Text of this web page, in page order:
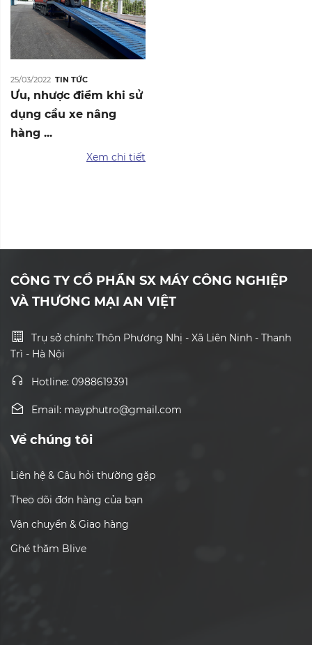
25/03/2022 TIN TỨC
Ưu, nhược điểm khi sử
dụng cầu xe nâng
hàng ...
Xem chi tiết
CÔNG TY CỔ PHẦN SX MÁY CÔNG NGHIỆP
VÀ THƯƠNG MẠI AN VIỆT
Trụ sở chính: Thôn Phương Nhị - Xã Liên Ninh - Thanh
Trì - Hà Nội
Hotline: 0988619391
Email: mayphutro@gmail.com
Về chúng tôi
Liên hệ & Câu hỏi thường gặp
Theo dõi đơn hàng của bạn
Vận chuyển & Giao hàng
Ghé thăm Blive